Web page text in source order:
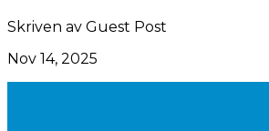
Skriven av Guest Post
Nov 14, 2025